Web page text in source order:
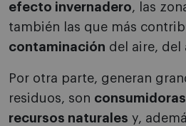
efecto invernadero, las
también las que más
contaminación del aire, del
Por otra parte, generan
residuos, son
recursos naturales y,